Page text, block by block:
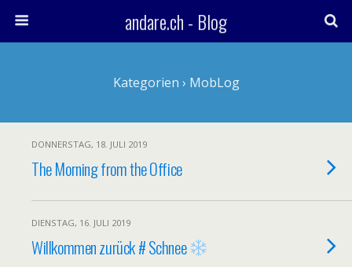
andare.ch - Blog
Kategorien › MobLog
DONNERSTAG, 18. JULI 2019
The Morning from the Office
DIENSTAG, 16. JULI 2019
Willkommen zurück # Schnee